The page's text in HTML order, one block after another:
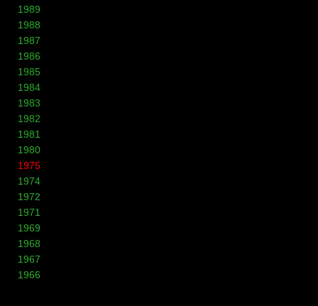
1989
1988
1987
1986
1985
1984
1983
1982
1981
1980
1975
1974
1972
1971
1969
1968
1967
1966